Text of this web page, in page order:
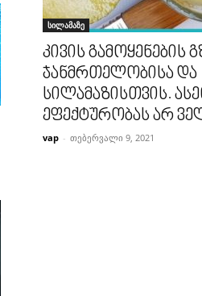
სილამაზე
კივის გამოყენების
ჯანმრთელობისა და
სილამაზისთვის.
ეფექტურობას არ
vap - თებერვალი 9, 2021